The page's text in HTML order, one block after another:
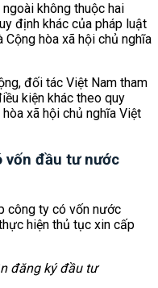
không thuộc hai
định khác của pháp luật
hòa xã hội chủ nghĩa
đối tác Việt Nam tham
kiện khác theo quy
xã hội chủ nghĩa Việt
vốn đầu tư nước
công ty có vốn nước
hiện thủ tục xin cấp
đăng ký đầu tư